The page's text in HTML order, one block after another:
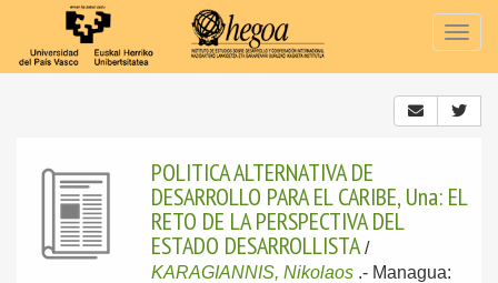
POLITICA ALTERNATIVA DE
DESARROLLO PARA EL CARIBE, Una: EL
RETO DE LA PERSPECTIVA DEL
ESTADO DESARROLLISTA /
KARAGIANNIS, Nikolaos .- Managua: